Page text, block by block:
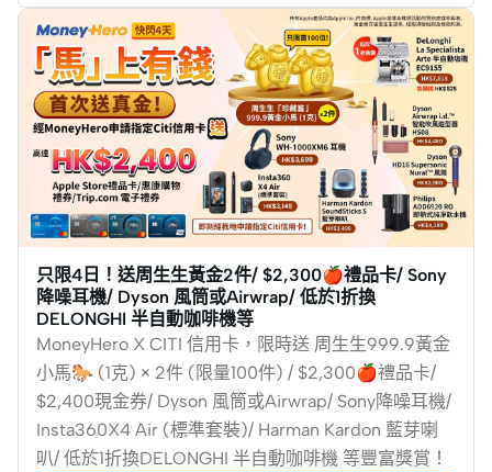
只限4日！送周生生黃金2件/ $2,300🍎禮品卡/ Sony
降噪耳機/ Dyson 風筒或Airwrap/ 低於1折換
DELONGHI 半自動咖啡機等
MoneyHero X CITI 信用卡，限時送 周生生999.9黃金
小馬🐎 (1克) × 2件 (限量100件) / $2,300🍎禮品卡/
$2,400現金券/ Dyson 風筒或Airwrap/ Sony降噪耳機/
Insta360X4 Air (標準套裝)/ Harman Kardon 藍芽喇
叭/ 低於1折換DELONGHI 半自動咖啡機 等豐富獎賞！